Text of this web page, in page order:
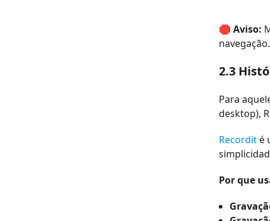
🛑 Aviso:
2.3
Para
desktop),
Recordit é
Por que